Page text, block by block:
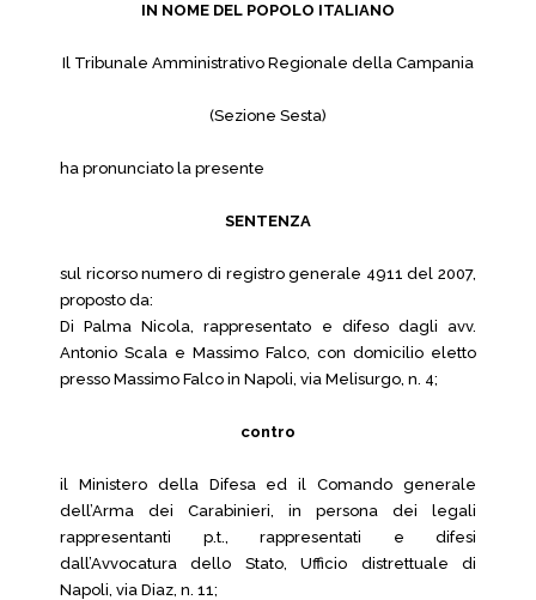
IN NOME DEL POPOLO ITALIANO
Il Tribunale Amministrativo Regionale della Campania
(Sezione Sesta)
ha pronunciato la presente
SENTENZA
sul ricorso numero di registro generale 4911 del 2007,
proposto da:
Di Palma Nicola, rappresentato e difeso dagli avv.
Antonio Scala e Massimo Falco, con domicilio eletto
presso Massimo Falco in Napoli, via Melisurgo, n. 4;
contro
il Ministero della Difesa ed il Comando generale
dell’Arma dei Carabinieri, in persona dei legali
rappresentanti p.t., rappresentati e difesi
dall’Avvocatura dello Stato, Ufficio distrettuale di
Napoli, via Diaz, n. 11;